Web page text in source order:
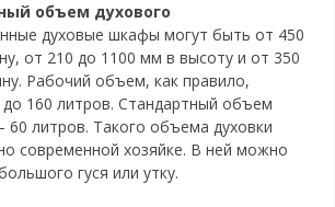
объем духового
духовые шкафы могут быть от 450
от 210 до 1100 мм в высоту и от 350
Рабочий объем, как правило,
до 160 литров. Стандартный объем
60 литров. Такого объема духовки
современной хозяйке. В ней можно
гуся или утку.